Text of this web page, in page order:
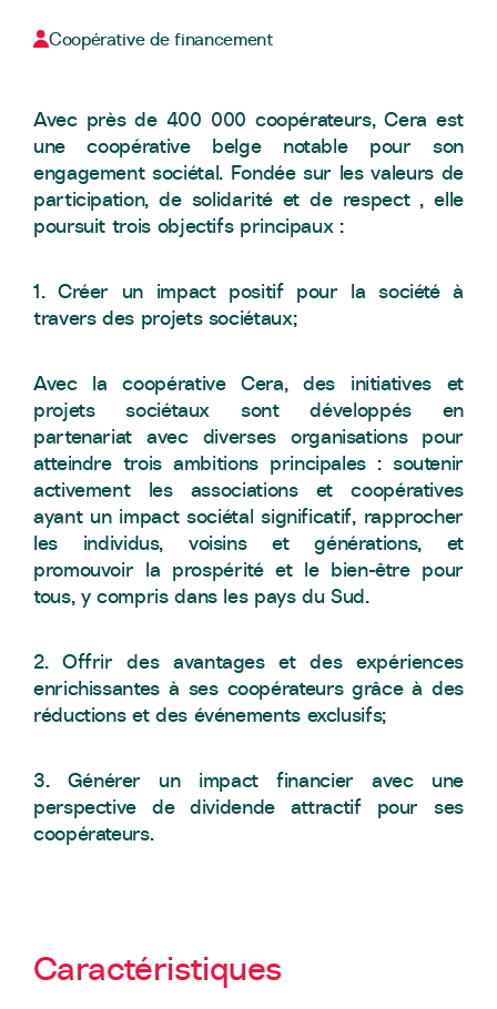
Coopérative de financement
Avec près de 400 000 coopérateurs, Cera est
une coopérative belge notable pour son
engagement sociétal. Fondée sur les valeurs de
participation, de solidarité et de respect , elle
poursuit trois objectifs principaux :
1. Créer un impact positif pour la société à
travers des projets sociétaux;
Avec la coopérative Cera, des initiatives et
projets sociétaux sont développés en
partenariat avec diverses organisations pour
atteindre trois ambitions principales : soutenir
activement les associations et coopératives
ayant un impact sociétal significatif, rapprocher
les individus, voisins et générations, et
promouvoir la prospérité et le bien-être pour
tous, y compris dans les pays du Sud.
2. Offrir des avantages et des expériences
enrichissantes à ses coopérateurs grâce à des
réductions et des événements exclusifs;
3. Générer un impact financier avec une
perspective de dividende attractif pour ses
coopérateurs.
Caractéristiques